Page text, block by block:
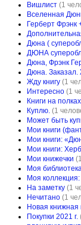
Вишлист (1
Вселенная
Герберт Фрэнк
Дюна (
ДЮНА
Дюна, Фрэнк
Дюна. Заказал.
Жду книгу (1
Интересно (1
Книги на полках
Куплю. (1
Может быть
Мои книги
Мои книги:
Мои книги:
Мои книжечки
Моя
Моя
На заметку (1
Нечитано (1
Новая книжная
Пoкупки 2021 г.